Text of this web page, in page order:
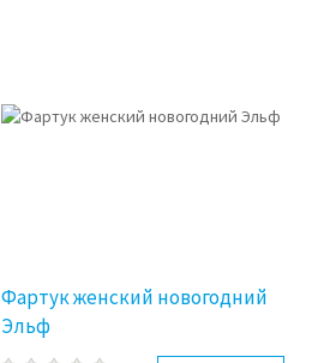
Фартук женский новогодний
Эльф